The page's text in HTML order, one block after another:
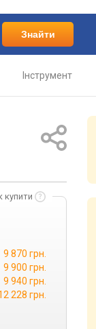
Знайти
Інструмент
купити
9 870 грн.
9 900 грн.
9 940 грн.
228 грн.